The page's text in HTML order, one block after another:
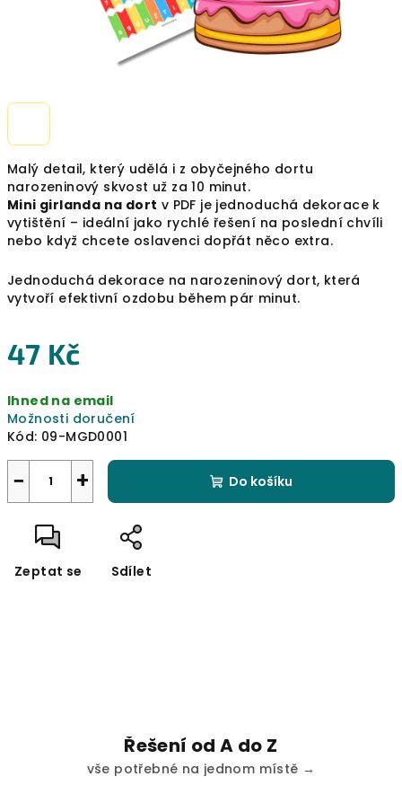
Malý detail, který udělá i z obyčejného dortu
narozeninový skvost už za 10 minut.
Mini girlanda na dort v PDF je jednoduchá dekorace k
vytištění – ideální jako rychlé řešení na poslední chvíli
nebo když chcete oslavenci dopřát něco extra.
Jednoduchá dekorace na narozeninový dort, která
vytvoří efektivní ozdobu během pár minut.
47 Kč
cena:
Ihned na email
Možnosti doručení
Kód: 09-MGD0001
+
− Do košíku
Zeptat se Sdílet
Řešení od A do Z
vše potřebné na jednom místě →